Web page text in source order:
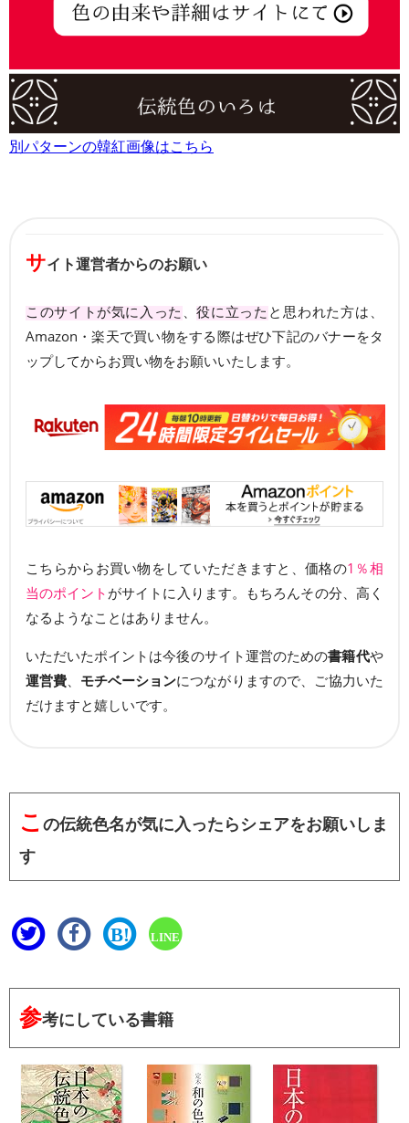
別パターンの韓紅画像はこちら
サイト運営者からのお願い
このサイトが気に入った 役に立った と思われた方は、
Amazon・楽天で買い物をする際はぜひ下記のバナーをタ
ップしてからお買い物をお願いいたします。
こちらからお買い物をしていただきますと、価格の1％相
当のポイント がサイトに入ります。もちろんその分、高く
なるようなことはありません。
いただいたポイントは今後のサイト運営のための書籍代や
運営費、 モチベーションにつながりますので、ご協力いた
だけますと嬉しいです。
こ の伝統色名が気に入ったらシェアをお願いしま
す
B! LINE
参考にしている書籍